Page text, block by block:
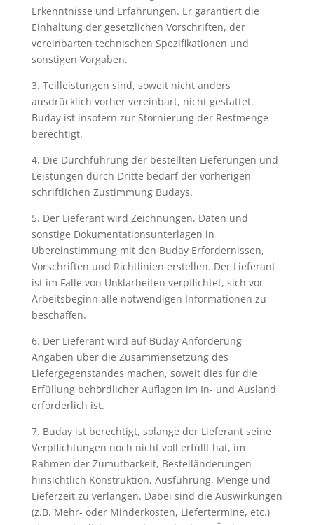
Erkenntnisse und Erfahrungen. Er garantiert die
Einhaltung der gesetzlichen Vorschriften, der
vereinbarten technischen Spezifikationen und
sonstigen Vorgaben.
3. Teilleistungen sind, soweit nicht anders
ausdrücklich vorher vereinbart, nicht gestattet.
Buday ist insofern zur Stornierung der Restmenge
berechtigt.
4. Die Durchführung der bestellten Lieferungen und
Leistungen durch Dritte bedarf der vorherigen
schriftlichen Zustimmung Budays.
5. Der Lieferant wird Zeichnungen, Daten und
sonstige Dokumentationsunterlagen in
Übereinstimmung mit den Buday Erfordernissen,
Vorschriften und Richtlinien erstellen. Der Lieferant
ist im Falle von Unklarheiten verpflichtet, sich vor
Arbeitsbeginn alle notwendigen Informationen zu
beschaffen.
6. Der Lieferant wird auf Buday Anforderung
Angaben über die Zusammensetzung des
Liefergegenstandes machen, soweit dies für die
Erfüllung behördlicher Auflagen im In- und Ausland
erforderlich ist.
7. Buday ist berechtigt, solange der Lieferant seine
Verpflichtungen noch nicht voll erfüllt hat, im
Rahmen der Zumutbarkeit, Bestelländerungen
hinsichtlich Konstruktion, Ausführung, Menge und
Lieferzeit zu verlangen. Dabei sind die Auswirkungen
(z.B. Mehr- oder Minderkosten, Liefertermine, etc.)